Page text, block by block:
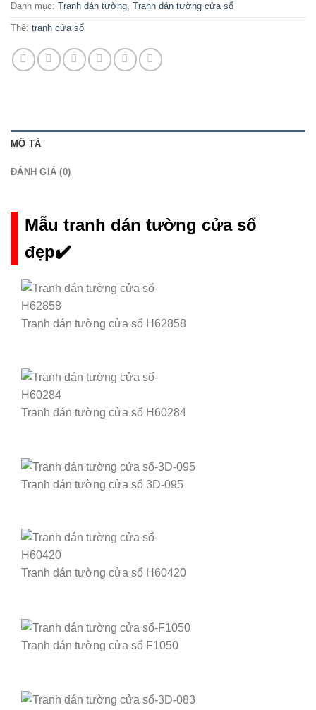
Danh mục: Tranh dán tường, Tranh dán tường cửa sổ
Thẻ: tranh cửa sổ
MÔ TẢ
ĐÁNH GIÁ (0)
Mẫu tranh dán tường cửa sổ
đẹp✔️
Tranh dán tường cửa sổ H62858
Tranh dán tường cửa sổ H60284
Tranh dán tường cửa sổ 3D-095
Tranh dán tường cửa sổ H60420
Tranh dán tường cửa sổ F1050